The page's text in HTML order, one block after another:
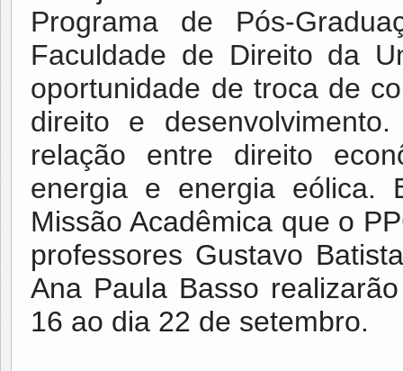
Programa de Pós-
Faculdade de Direito da
oportunidade de troca de
direito e
relação entre direito
energia e energia eólica.
Missão Acadêmica que o
professores Gustavo
Ana Paula Basso
16 ao dia 22 de setembro.